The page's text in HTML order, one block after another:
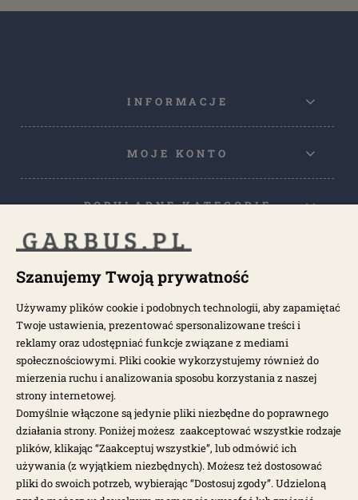
INFORMACJE
MOJE KONTO
POPULARNE KATEGORIE
NEWSLETTER
Otrzymuj najnowsze wiadomości i oferty bezpośrednio na swoją
pocztę.
ZAPISZ SIĘ >
Szanujemy Twoją prywatność
Używamy plików cookie i podobnych technologii, aby zapamiętać
Twoje ustawienia, prezentować spersonalizowane treści i
reklamy oraz udostępniać funkcje związane z mediami
społecznościowymi. Pliki cookie wykorzystujemy również do
mierzenia ruchu i analizowania sposobu korzystania z naszej
strony internetowej.
Domyślnie włączone są jedynie pliki niezbędne do poprawnego
działania strony. Poniżej możesz zaakceptować wszystkie rodzaje
plików, klikając “Zaakceptuj wszystkie”, lub odmówić ich
używania (z wyjątkiem niezbędnych). Możesz też dostosować
pliki do swoich potrzeb, wybierając “Dostosuj zgody”. Udzieloną